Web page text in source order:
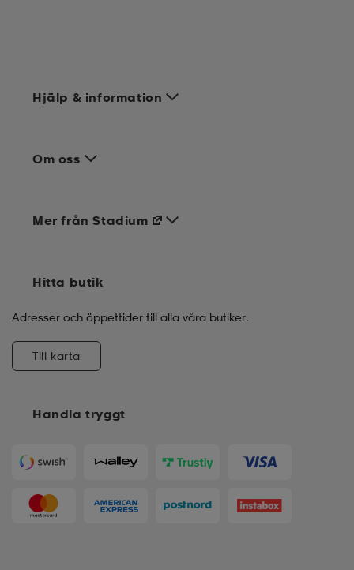
Hjälp & information
Om oss
Handla tryggt
Mer från Stadium
Hitta butik
Adresser och öppettider till alla våra butiker.
Till karta